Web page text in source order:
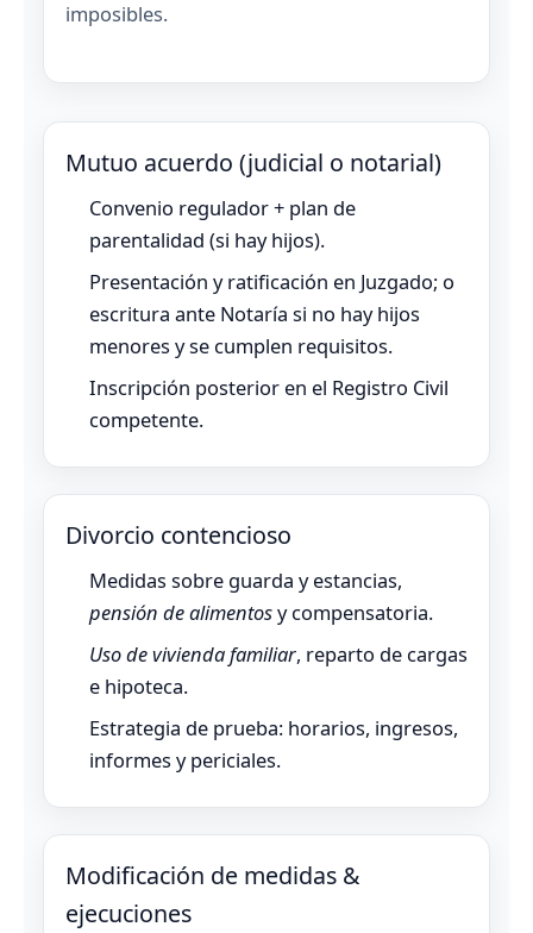
imposibles.
Mutuo acuerdo (judicial o notarial)
Convenio regulador + plan de
parentalidad (si hay hijos).
Presentación y ratificación en Juzgado; o
escritura ante Notaría si no hay hijos
menores y se cumplen requisitos.
Inscripción posterior en el Registro Civil
competente.
Divorcio contencioso
Medidas sobre guarda y estancias,
pensión de alimentosy compensatoria.
Uso de vivienda familiar, reparto de cargas
e hipoteca.
Estrategia de prueba: horarios, ingresos,
informes y periciales.
Modificación de medidas &
ejecuciones